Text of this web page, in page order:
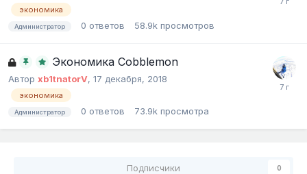
экономика
Администратор 0 ответов 58.9k просмотров
Экономика Cobblemon
Автор xb1tnatorV, 17 декабря, 2018
экономика
Администратор 0 ответов 73.9k просмотра
Подписчики 0